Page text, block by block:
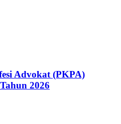
Advokat (PKPA)
2026